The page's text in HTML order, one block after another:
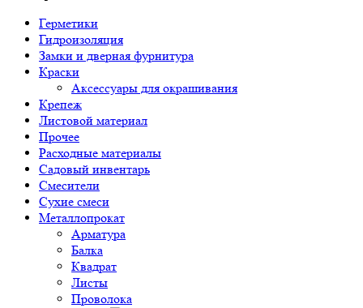
Герметики
Гидроизоляция
Замки и дверная фурнитура
Краски
Аксессуары для окрашивания
Крепеж
Листовой материал
Прочее
Расходные материалы
Садовый инвентарь
Смесители
Сухие смеси
Металлопрокат
Арматура
Балка
Квадрат
Листы
Проволока